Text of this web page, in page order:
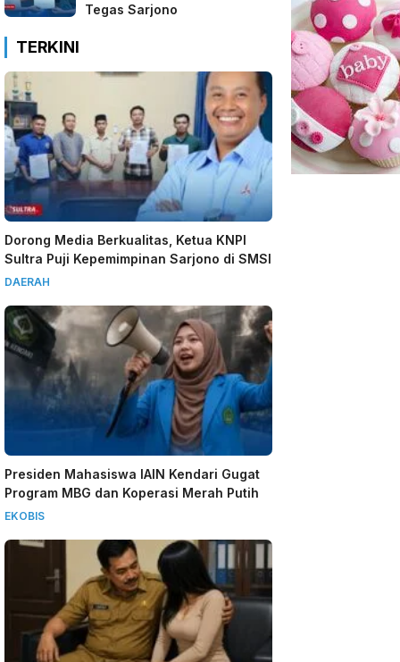
Tegas Sarjono
TERKINI
Dorong Media Berkualitas, Ketua KNPI
Sultra Puji Kepemimpinan Sarjono di SMSI
DAERAH
Presiden Mahasiswa IAIN Kendari Gugat
Program MBG dan Koperasi Merah Putih
EKOBIS